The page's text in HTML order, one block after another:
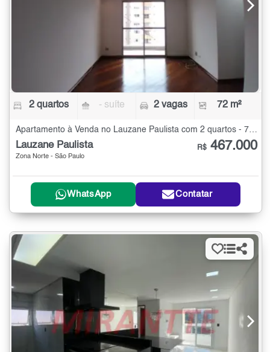
2 quartos - suíte 2 vagas 72 m²
Apartamento à Venda no Lauzane Paulista com 2 quartos - 72 m²
Lauzane Paulista
Zona Norte - São Paulo
R$ 467.000
WhatsApp Contatar